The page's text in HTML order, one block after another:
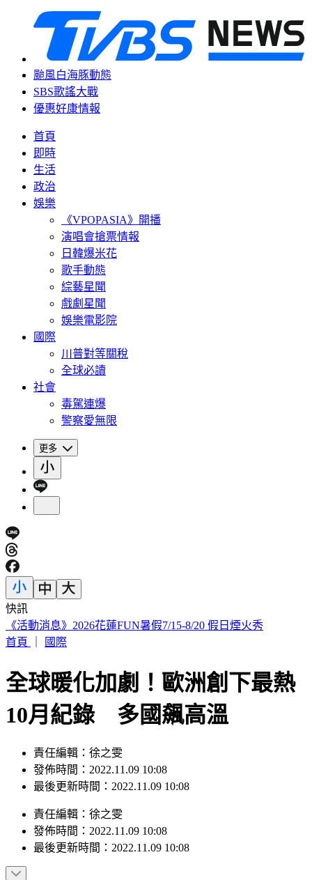
颱風白海豚動態
SBS歌謠大戰
優惠好康情報
首頁
即時
生活
政治
娛樂
《VPOPASIA》開播
演唱會搶票情報
日韓爆米花
歌手動態
綜藝星聞
戲劇星聞
娛樂電影院
國際
川普對等關稅
全球必讀
社會
毒駕連爆
警察愛無限
更多
快訊
駐歐外交官爆霸凌、徐佳青狂出國 他轟：政府官員風紀徹底
棄守
全球暖化加劇！歐洲創下最熱
10月紀錄 多國飆高溫
責任編輯：徐之雯
發佈時間：2022.11.09 10:08
責任編輯 ： 徐之雯
發佈時間：2022.11.09 10:08